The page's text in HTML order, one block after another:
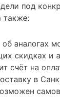
под
также:
аналогах
скидках и
счёт на
в